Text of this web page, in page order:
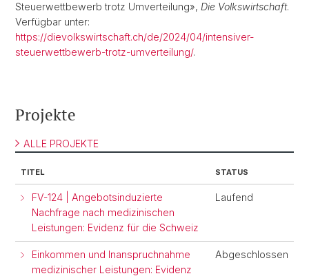
Steuerwettbewerb trotz Umverteilung», Die Volkswirtschaft.
Verfügbar unter:
https://dievolkswirtschaft.ch/de/2024/04/intensiver-
steuerwettbewerb-trotz-umverteilung/.
Projekte
ALLE PROJEKTE
TITEL STATUS
FV-124 | Angebotsinduzierte
Nachfrage nach medizinischen
Leistungen: Evidenz für die Schweiz
Laufend
Einkommen und Inanspruchnahme
medizinischer Leistungen: Evidenz
Abgeschlossen